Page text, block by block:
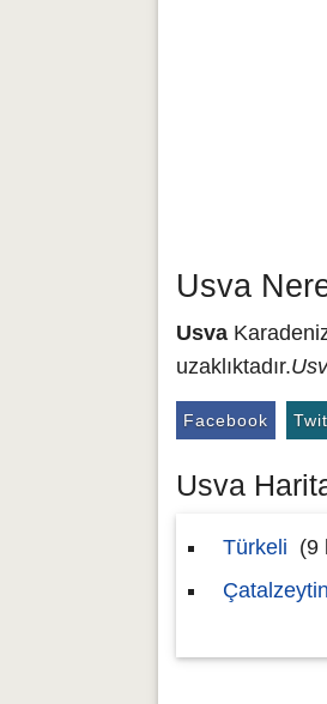
Usva
Usva
uzaklıktadır.
Facebook
Usva
Türkeli (9
Çatalzeytin